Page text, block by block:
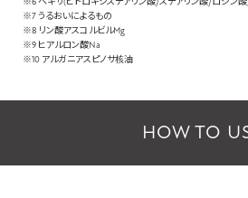
※7 うるおいによるもの
※8 リン酸アスコルビルMg
※9 ヒアルロン酸Na
※10 アルガニアスピノサ核油
HOW TO